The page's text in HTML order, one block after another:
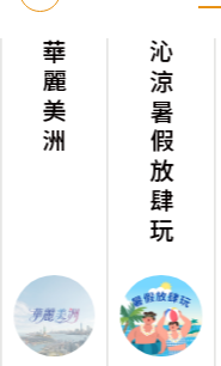
華麗美洲 沁涼暑假放肆玩